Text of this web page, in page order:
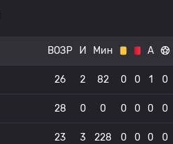
ВОЗР И Мин А
26 2 82 0 0 1 0
28 0 0 0 0 0 0
23 3 228 0 0 0 0